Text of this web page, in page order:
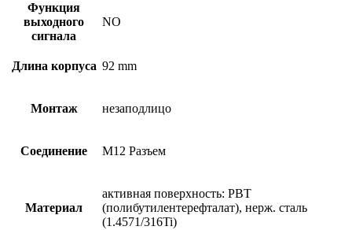
Функция
выходного
сигнала
NO
Длина корпуса 92 mm
Монтаж незаподлицо
Соединение M12 Разъем
Материал
активная поверхность: PBT
(полибутилентерефталат), нерж. сталь
(1.4571/316Ti)